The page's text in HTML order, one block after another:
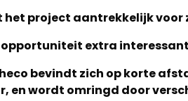
project aantrekkelijk voor
opportuniteit extra
bevindt zich op korte
en wordt omringd door